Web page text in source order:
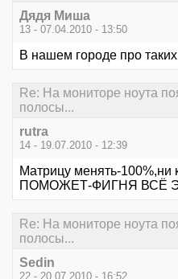
Дядя Миша
13 - 07.04.2010 - 13:50
В нашем городе про
Re: На мониторе ноута
полосы...
rutra
14 - 19.07.2010 - 12:39
Матрицу менять-
ПОМОЖЕТ-ФИГНЯ ВСЁ
Re: На мониторе ноута
полосы...
Sedin
22 - 20.07.2010 - 16:52